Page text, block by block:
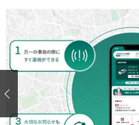
中国
九州
注目の記事
ショップレポート
自動車豆知識
ディテイリング
ディテイリング
鈑金・塗装